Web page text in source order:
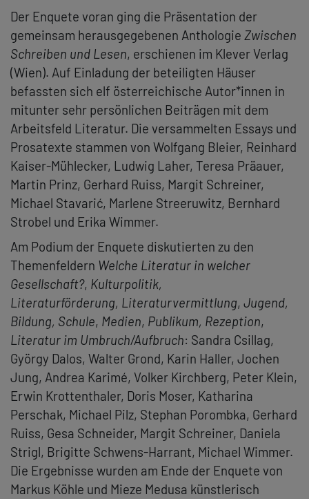
Der Enquete voran ging die Präsentation der
gemeinsam herausgegebenen Anthologie Zwischen
Schreiben und Lesen, erschienen im Klever Verlag
(Wien). Auf Einladung der beteiligten Häuser
befassten sich elf österreichische Autor*innen in
mitunter sehr persönlichen Beiträgen mit dem
Arbeitsfeld Literatur. Die versammelten Essays und
Prosatexte stammen von Wolfgang Bleier, Reinhard
Kaiser-Mühlecker, Ludwig Laher, Teresa Präauer,
Martin Prinz, Gerhard Ruiss, Margit Schreiner,
Michael Stavarić, Marlene Streeruwitz, Bernhard
Strobel und Erika Wimmer.
Am Podium der Enquete diskutierten zu den
Themenfeldern Welche Literatur in welcher
Gesellschaft?, Kulturpolitik,
Literaturförderung, Literaturvermittlung, Jugend,
Bildung, Schule, Medien, Publikum, Rezeption,
Literatur im Umbruch/Aufbruch: Sandra Csillag,
György Dalos, Walter Grond, Karin Haller, Jochen
Jung, Andrea Karimé, Volker Kirchberg, Peter Klein,
Erwin Krottenthaler, Doris Moser, Katharina
Perschak, Michael Pilz, Stephan Porombka, Gerhard
Ruiss, Gesa Schneider, Margit Schreiner, Daniela
Strigl, Brigitte Schwens-Harrant, Michael Wimmer.
Die Ergebnisse wurden am Ende der Enquete von
Markus Köhle und Mieze Medusa künstlerisch